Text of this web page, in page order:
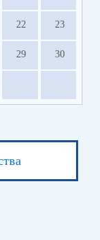
22 23
29 30